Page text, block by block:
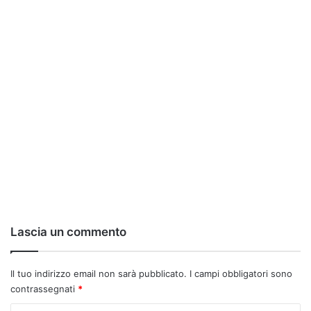
Lascia un commento
Il tuo indirizzo email non sarà pubblicato. I campi obbligatori sono
contrassegnati *